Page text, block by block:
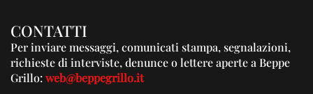
CONTATTI
Per inviare messaggi, comunicati stampa, segnalazioni,
richieste di interviste, denunce o lettere aperte a Beppe
Grillo:web@beppegrillo.it